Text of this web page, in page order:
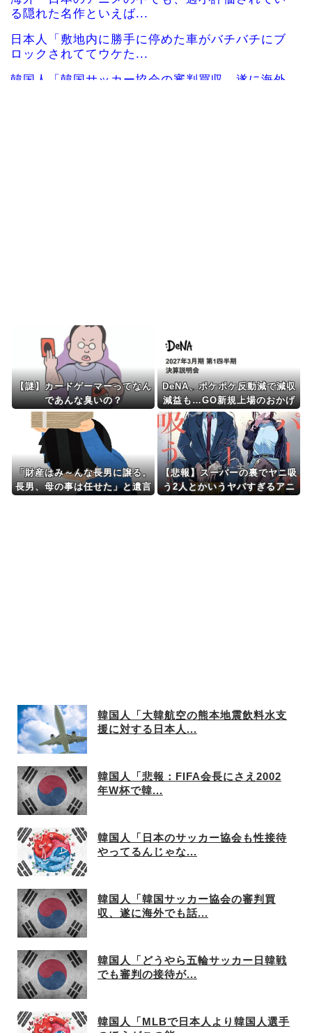
る隠れた名作といえば...
日本人「敷地内に勝手に停めた車がバチバチにブ
ロックされててウケた...
韓国人「韓国サッカー協会の審判買収、遂に海外
Powered by livedoor 相互RSS
【謎】カードゲーマーってなん
であんな臭いの？
DeNA、ポケポケ反動減で減収
減益も…GO新規上場のおかげ
で当期純利益334億円を計上！
売上10.9%減・営業利益46.3%
減、第1四半期決算(4-6月)
「財産はみ～んな長男に譲る。
長男、母の事は任せた」と遺言
【悲報】スーパーの裏でヤニ吸
う2人とかいうヤバすぎるアニ
韓国人「大韓航空の熊本地震飲料水支
援に対する日本人...
韓国人「悲報：FIFA会長にさえ2002
年W杯で韓...
韓国人「日本のサッカー協会も性接待
やってるんじゃな...
韓国人「韓国サッカー協会の審判買
収、遂に海外でも話...
韓国人「どうやら五輪サッカー日韓戦
でも審判の接待が...
韓国人「MLBで日本人より韓国人選手